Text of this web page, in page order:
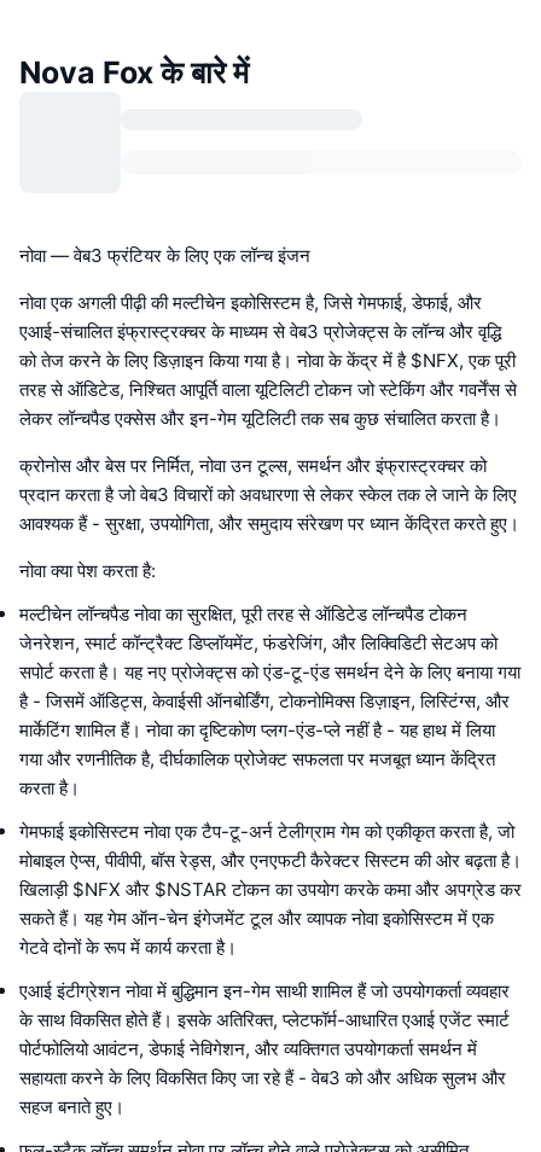
Nova Fox के बारे में
नोवा — वेब3 फ्रंटियर के लिए एक लॉन्च इंजन
नोवा एक अगली पीढ़ी की मल्टीचेन इकोसिस्टम है, जिसे गेमफाई, डेफाई, और
एआई-संचालित इंफ्रास्ट्रक्चर के माध्यम से वेब3 प्रोजेक्ट्स के लॉन्च और वृद्धि
को तेज करने के लिए डिज़ाइन किया गया है। नोवा के केंद्र में है $NFX, एक पूरी
तरह से ऑडिटेड, निश्चित आपूर्ति वाला यूटिलिटी टोकन जो स्टेकिंग और गवर्नेंस से
लेकर लॉन्चपैड एक्सेस और इन-गेम यूटिलिटी तक सब कुछ संचालित करता है।
क्रोनोस और बेस पर निर्मित, नोवा उन टूल्स, समर्थन और इंफ्रास्ट्रक्चर को
प्रदान करता है जो वेब3 विचारों को अवधारणा से लेकर स्केल तक ले जाने के लिए
आवश्यक हैं - सुरक्षा, उपयोगिता, और समुदाय संरेखण पर ध्यान केंद्रित करते हुए।
नोवा क्या पेश करता है:
मल्टीचेन लॉन्चपैड नोवा का सुरक्षित, पूरी तरह से ऑडिटेड लॉन्चपैड टोकन
जेनरेशन, स्मार्ट कॉन्ट्रैक्ट डिप्लॉयमेंट, फंडरेजिंग, और लिक्विडिटी सेटअप को
सपोर्ट करता है। यह नए प्रोजेक्ट्स को एंड-टू-एंड समर्थन देने के लिए बनाया गया
है - जिसमें ऑडिट्स, केवाईसी ऑनबोर्डिंग, टोकनोमिक्स डिज़ाइन, लिस्टिंग्स, और
मार्केटिंग शामिल हैं। नोवा का दृष्टिकोण प्लग-एंड-प्ले नहीं है - यह हाथ में लिया
गया और रणनीतिक है, दीर्घकालिक प्रोजेक्ट सफलता पर मजबूत ध्यान केंद्रित
करता है।
गेमफाई इकोसिस्टम नोवा एक टैप-टू-अर्न टेलीग्राम गेम को एकीकृत करता है, जो
मोबाइल ऐप्स, पीवीपी, बॉस रेड्स, और एनएफटी कैरेक्टर सिस्टम की ओर बढ़ता है।
खिलाड़ी $NFX और $NSTAR टोकन का उपयोग करके कमा और अपग्रेड कर
सकते हैं। यह गेम ऑन-चेन इंगेजमेंट टूल और व्यापक नोवा इकोसिस्टम में एक
गेटवे दोनों के रूप में कार्य करता है।
एआई इंटीग्रेशन नोवा में बुद्धिमान इन-गेम साथी शामिल हैं जो उपयोगकर्ता व्यवहार
के साथ विकसित होते हैं। इसके अतिरिक्त, प्लेटफॉर्म-आधारित एआई एजेंट स्मार्ट
पोर्टफोलियो आवंटन, डेफाई नेविगेशन, और व्यक्तिगत उपयोगकर्ता समर्थन में
सहायता करने के लिए विकसित किए जा रहे हैं - वेब3 को और अधिक सुलभ और
सहज बनाते हुए।